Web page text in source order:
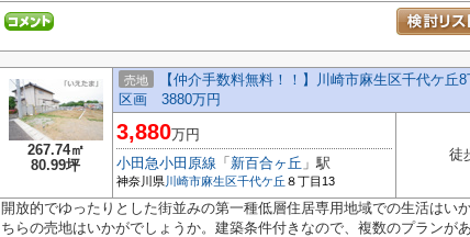
267.74㎡
80.99坪
売地
【仲介手数料無料！！】川崎市麻生区千代ケ
区画 3880万円
3,880万円
小田急小田原線 「 新百合ヶ丘 」駅
神奈川県川崎市麻生区千代ケ丘 ８丁目13
徒
開放的でゆったりとした街並みの第一種低層住居専用地域での生活はい
ちらの売地はいかがでしょうか。建築条件付きなので、複数のプランが